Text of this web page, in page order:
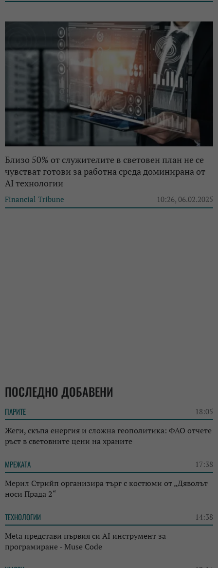
Близо 50% от служителите в световен план не се
чувстват готови за работна среда доминирана от
AI технологии
Financial Tribune 10:26, 06.02.2025
ПОСЛЕДНО ДОБАВЕНИ
ПАРИТЕ 18:05
Жеги, скъпа енергия и сложна геополитика: ФАО отчете
ръст в световните цени на храните
МРЕЖАТА 17:38
Мерил Стрийп организира търг с костюми от „Дяволът
носи Прада 2“
ТЕХНОЛОГИИ 14:38
Meta представи първия си AI инструмент за
програмиране - Muse Code